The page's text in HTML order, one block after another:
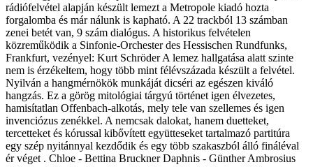
rádiófelvétel alapján készült lemezt a Metropole kiadó hozta
forgalomba és már nálunk is kapható. A 22 trackból 13 számban
zenei betét van, 9 szám dialógus. A historikus felvételen
közreműködik a Sinfonie-Orchester des Hessischen Rundfunks,
Frankfurt, vezényel: Kurt Schröder A lemez hallgatása alatt szinte
nem is érzékeltem, hogy több mint félévszázada készült a felvétel.
Nyilván a hangmérnökök munkáját dicséri az egészen kiváló
hangzás. Ez a görög mitológiai tárgyú történet igen élvezetes,
hamisítatlan Offenbach-alkotás, mely tele van szellemes és igen
invenciózus zenékkel. A nemcsak dalokat, hanem duetteket,
tercetteket és kórussal kibővített együtteseket tartalmazó partitúra
egy szép nyitánnyal kezdődik és egy több szakaszból álló fináléval
ér véget . Chloe - Bettina Bruckner Daphnis - Günther Ambrosius